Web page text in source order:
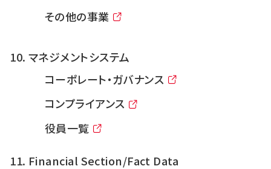
その他の事業
マネジメントシステム
コーポレート・ガバナンス
コンプライアンス
役員一覧
Financial Section/Fact Data